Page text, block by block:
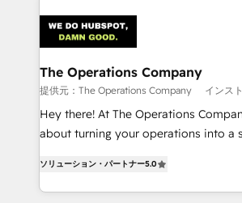
Iberia (Spain & Portugal), we
with intelligent automation to drive
growth. Our multidisciplinary team
that simplify complexity, boost
turn innovation into real impact. 🌍 Highlights •
HubSpot Partner since 2012 • 2022
projects • Clients in 30+ industries •
technology for integrations •
The Operations Company
提供元：The Operations Company インス
Hey there! At The Operations
about turning your operations into a
transforming complex systems into
scalable solutions that work across
ソリューション・パートナー5.0